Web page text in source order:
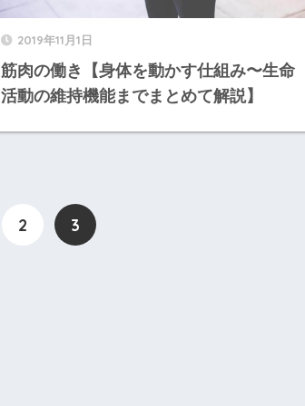
2019年11月1日
筋肉の働き【身体を動かす仕組み〜生命
活動の維持機能までまとめて解説】
2 3